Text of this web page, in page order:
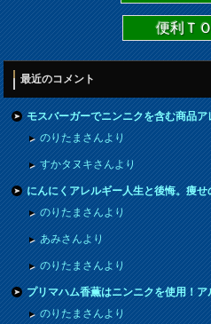
便利Ｔ
最近のコメント
モスバーガーでニンニクを含む商品
のりたまさんより
すかタヌキさんより
にんにくアレルギー人生と後悔。痩せ
のりたまさんより
あみさんより
のりたまさんより
プリマハム香薫はニンニクを使用！
のりたまさんより